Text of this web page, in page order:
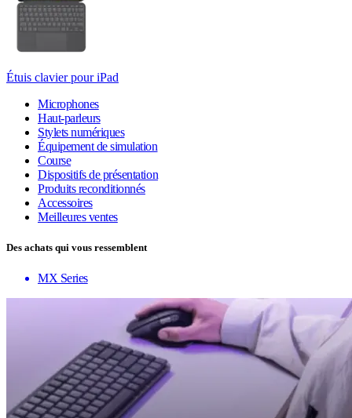
Étuis clavier pour iPad
Microphones
Haut-parleurs
Stylets numériques
Équipement de simulation
Course
Dispositifs de présentation
Produits reconditionnés
Accessoires
Meilleures ventes
Des achats qui vous ressemblent
MX Series